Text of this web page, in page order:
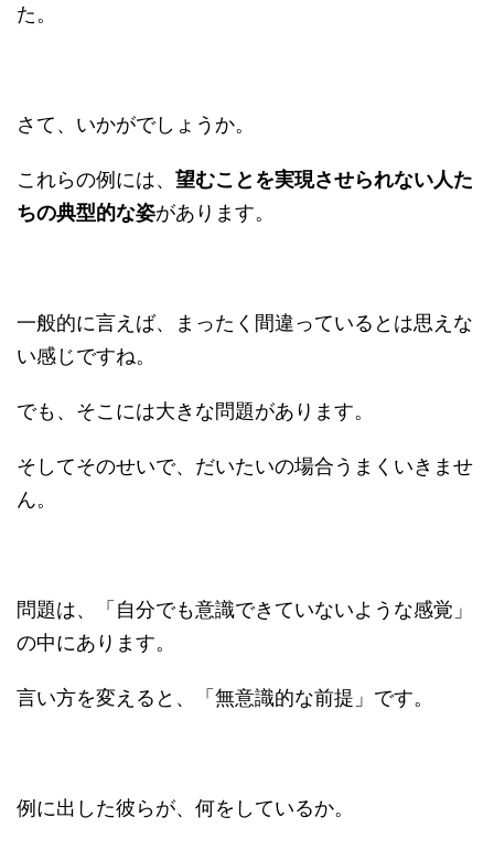
た。
さて、いかがでしょうか。
これらの例には、 望むことを実現させられない人た
ちの典型的な姿があります。
一般的に言えば、まったく間違っているとは思えな
い感じですね。
でも、そこには大きな問題があります。
そしてそのせいで、だいたいの場合うまくいきませ
ん。
問題は、「自分でも意識できていないような感覚」
の中にあります。
言い方を変えると、「無意識的な前提」です。
例に出した彼らが、何をしているか。